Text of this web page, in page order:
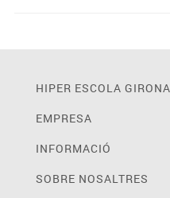
HIPER ESCOLA
EMPRESA
INFORMACIÓ
SOBRE NOSALTRES